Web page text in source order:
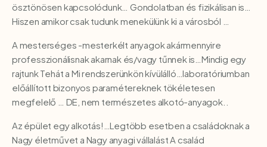
ösztönösen kapcsolódunk… Gondolatban és fizikálisan is…
Hiszen amikor csak tudunk menekülünk ki a városból …
A mesterséges -mesterkélt anyagok akármennyire
professzionálisnak akarnak és/vagy tűnnek is…Mindig egy
rajtunk Tehát a Mi rendszerünkön kívülálló…laboratóriumban
előállított bizonyos paramétereknek tökéletesen
megfelelő … DE, nem természetes alkotó-anyagok..
Az épület egy alkotás!…Legtöbb esetben a családoknak a
Nagy életművet a Nagy anyagi vállalást A család